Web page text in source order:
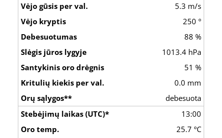
5.3 m/s
250 °
88 %
1013.4 hPa
51 %
0.0 mm
debesuota
13:00
25.7 °C